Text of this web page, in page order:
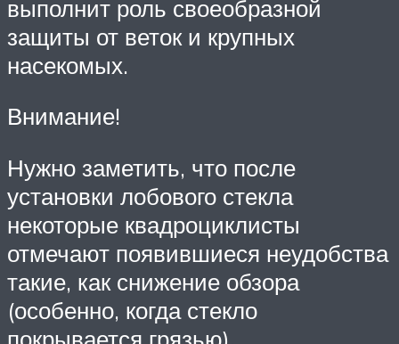
выполнит роль своеобразной
защиты от веток и крупных
насекомых.
Внимание!
Нужно заметить, что после
установки лобового стекла
некоторые квадроциклисты
отмечают появившиеся неудобства
такие, как снижение обзора
(особенно, когда стекло